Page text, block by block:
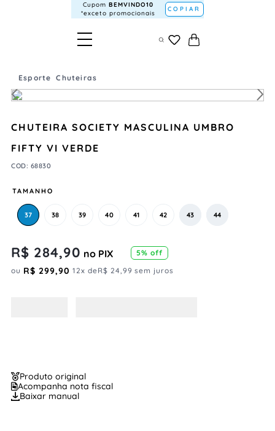
Cupom BEMVINDO10
*exceto promocionais
COPIAR
Esporte Chuteiras
CHUTEIRA SOCIETY MASCULINA UMBRO
FIFTY VI VERDE
COD: 68830
TAMANHO
37 38 39 40 41 42 43 44
R$ 284,90 no PIX 5% off
ou R$ 299,90 12x deR$ 24,99 sem juros
Produto original
Acompanha nota fiscal
Baixar manual